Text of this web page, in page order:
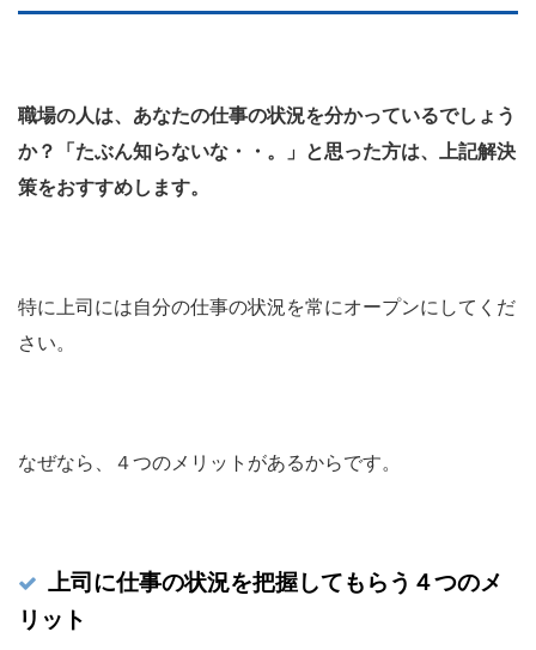
職場の人は、あなたの仕事の状況を分かっているでしょう
か？「たぶん知らないな・・。」と思った方は、上記解決
策をおすすめします。
特に上司には自分の仕事の状況を常にオープンにしてくだ
さい。
なぜなら、４つのメリットがあるからです。
上司に仕事の状況を把握してもらう４つのメ
リット